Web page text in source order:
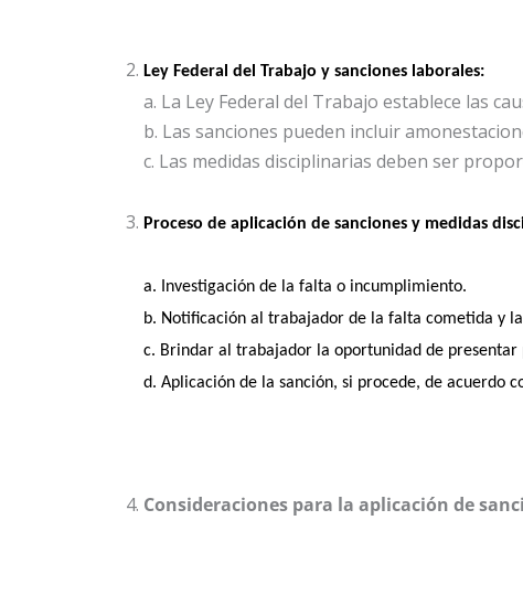
Ley Federal del Trabajo y sanciones laborales:
a. La Ley Federal del Trabajo establece las
b. Las sanciones pueden incluir
c. Las medidas disciplinarias deben ser
Proceso de aplicación de sanciones y medidas
a. Investigación de la falta o incumplimiento.
b. Notificación al trabajador de la falta cometida y
c. Brindar al trabajador la oportunidad de presentar
d. Aplicación de la sanción, si procede, de acuerdo
Consideraciones para la aplicación de